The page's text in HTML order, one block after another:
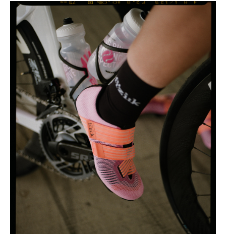
Actualités
Technologies
Tests de produits
Conseils
Tendances
Tous nos articles
À propos